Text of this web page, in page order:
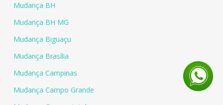
Mudança BH
Mudança BH MG
Mudança Biguaçu
Mudança Brasília
Mudança Campinas
Mudança Campo Grande